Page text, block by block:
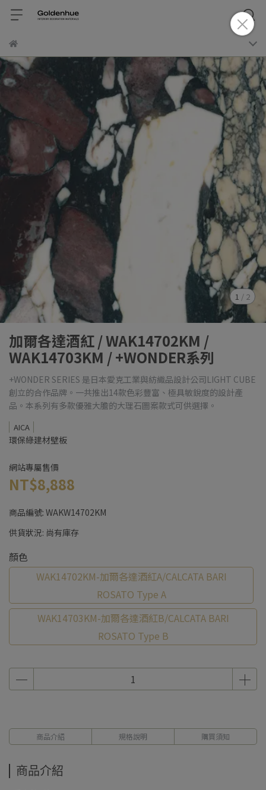
1 / 2
加爾各達酒紅 / WAK14702KM /
WAK14703KM / +WONDER系列
+WONDER SERIES 是日本愛克工業與紡織品設計公司LIGHT CUBE
創立的合作品牌。一共推出14款色彩豐富、極具敏銳度的設計產
品。本系列有多款優雅大膽的大理石圖案款式可供選擇。
AICA
環保綠建材壁板
網站專屬售價
NT$8,888
商品編號: WAKW14702KM
供貨狀況: 尚有庫存
顏色
WAK14702KM-加爾各達酒紅A/CALCATA BARI
ROSATO Type A
WAK14703KM-加爾各達酒紅B/CALCATA BARI
ROSATO Type B
商品介紹 規格說明 購買須知
商品介紹